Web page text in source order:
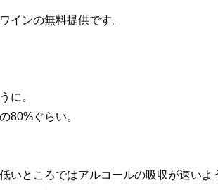
インの無料提供です。
に。
80%ぐらい。
いところではアルコールの吸収が速いよ